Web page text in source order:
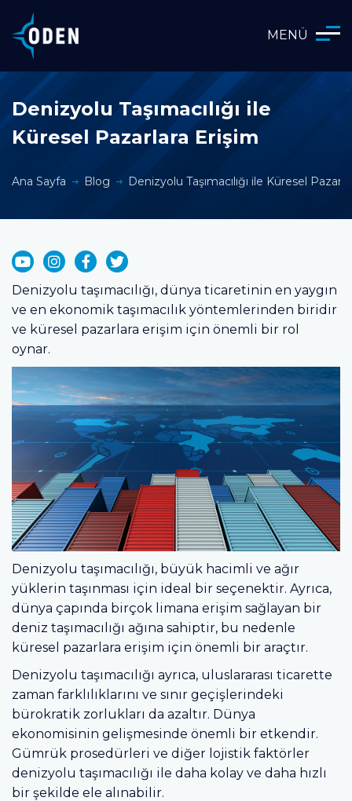
MENÜ
Denizyolu Taşımacılığı ile
Küresel Pazarlara Erişim
Ana Sayfa Blog Denizyolu Taşımacılığı ile Küresel
Denizyolu taşımacılığı, dünya ticaretinin en yaygın
ve en ekonomik taşımacılık yöntemlerinden biridir
ve küresel pazarlara erişim için önemli bir rol
oynar.
Denizyolu taşımacılığı, büyük hacimli ve ağır
yüklerin taşınması için ideal bir seçenektir. Ayrıca,
dünya çapında birçok limana erişim sağlayan bir
deniz taşımacılığı ağına sahiptir, bu nedenle
küresel pazarlara erişim için önemli bir araçtır.
Denizyolu taşımacılığı ayrıca, uluslararası ticarette
zaman farklılıklarını ve sınır geçişlerindeki
bürokratik zorlukları da azaltır. Dünya
ekonomisinin gelişmesinde önemli bir etkendir.
Gümrük prosedürleri ve diğer lojistik faktörler
denizyolu taşımacılığı ile daha kolay ve daha hızlı
bir şekilde ele alınabilir.